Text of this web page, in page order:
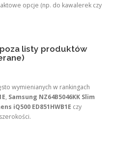
opcje (np. do kawalerek czy
listy produktów
wymienianych w rankingach
, Samsung NZ64B5046KK Slim
iQ500 ED851HWB1E czy